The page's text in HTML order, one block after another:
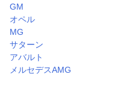
GM
オペル
MG
サターン
アバルト
メルセデスAMG